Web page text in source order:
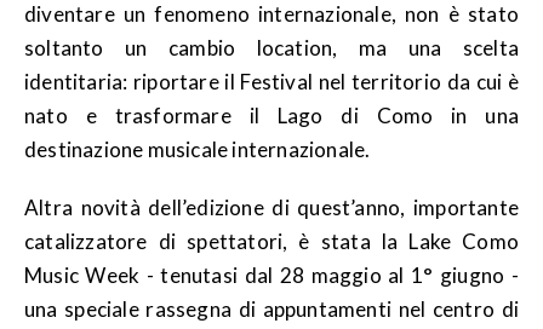
diventare un fenomeno internazionale, non è stato
soltanto un cambio location, ma una scelta
identitaria: riportare il Festival nel territorio da cui è
nato e trasformare il Lago di Como in una
destinazione musicale internazionale.
Altra novità dell’edizione di quest’anno, importante
catalizzatore di spettatori, è stata la Lake Como
Music Week - tenutasi dal 28 maggio al 1° giugno -
una speciale rassegna di appuntamenti nel centro di